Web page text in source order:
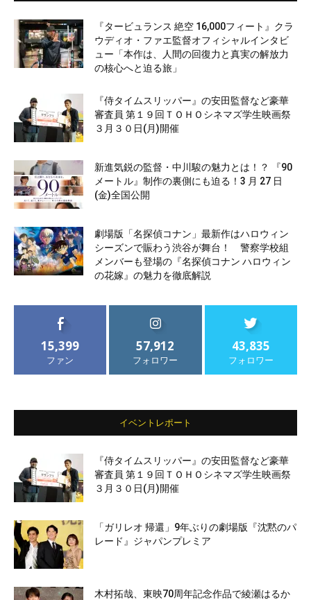
『タービュランス 絶空 16,000フィート』クラ
ウディオ・ファエ監督オフィシャルインタビ
ュー「本作は、人間の回復力と真実の解放力
の核心へと迫る旅」
『侍タイムスリッパー』の安田監督など豪華
審査員 第１９回ＴＯＨＯシネマズ学生映画祭
３月３０日(月)開催
新進気鋭の監督・中川駿の魅力とは！？ 『90
メートル』制作の裏側にも迫る！3 月 27 日
(金)全国公開
劇場版「名探偵コナン」最新作はハロウィン
シーズンで賑わう渋谷が舞台！ 警察学校組
メンバーも登場の『名探偵コナン ハロウィン
の花嫁』の魅力を徹底解説
15,399
ファン
57,912
フォロワー
43,835
フォロワー
イベントレポート
『侍タイムスリッパー』の安田監督など豪華
審査員 第１９回ＴＯＨＯシネマズ学生映画祭
３月３０日(月)開催
「ガリレオ 帰還」9年ぶりの劇場版『沈黙のパ
レード』ジャパンプレミア
木村拓哉、東映70周年記念作品で綾瀬はるか